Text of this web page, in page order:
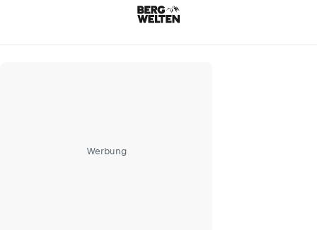
Werbung